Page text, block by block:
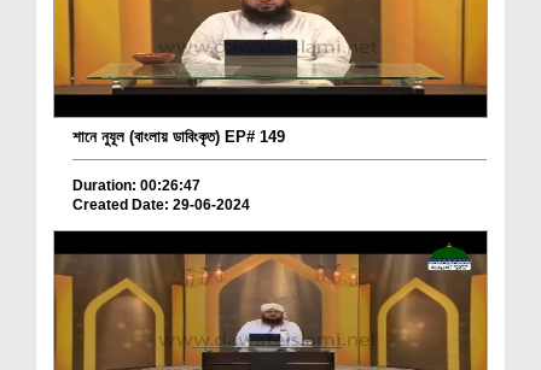
শানে নুযূল (বাংলায় ডাবিংকৃত) EP# 149
Duration: 00:26:47
Created Date: 29-06-2024